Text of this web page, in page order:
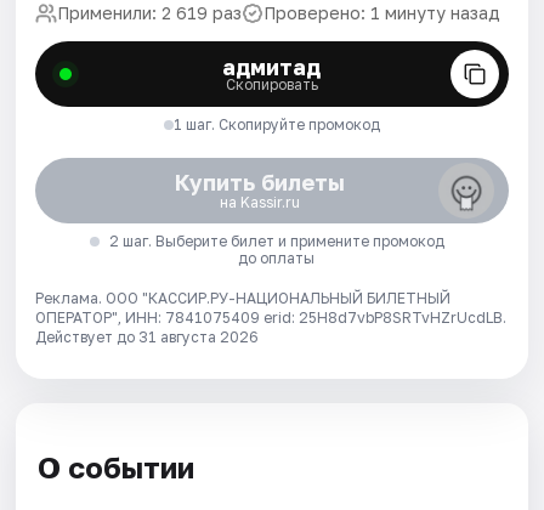
Применили: 2 619 раз Проверено: 1 минуту назад
адмитад
Скопировать
1 шаг. Скопируйте промокод
Купить билеты
на Kassir.ru
2 шаг. Выберите билет и примените промокод
до оплаты
Реклама. ООО "КАССИР.РУ-НАЦИОНАЛЬНЫЙ БИЛЕТНЫЙ
ОПЕРАТОР", ИНН: 7841075409 erid: 25H8d7vbP8SRTvHZrUcdLB.
Действует до 31 августа 2026
О событии